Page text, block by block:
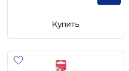
Купить